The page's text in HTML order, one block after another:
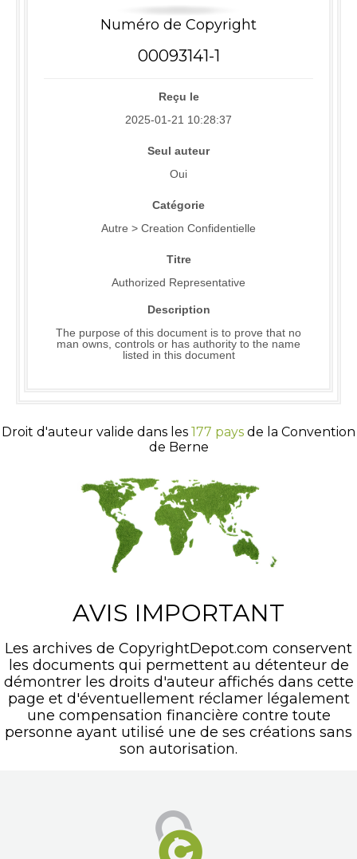
Numéro de Copyright
00093141-1
Reçu le
2025-01-21 10:28:37
Seul auteur
Oui
Catégorie
Autre > Creation Confidentielle
Titre
Authorized Representative
Description
The purpose of this document is to prove that no
man owns, controls or has authority to the name
listed in this document
Droit d'auteur valide dans les 177 pays de la Convention
de Berne
AVIS IMPORTANT
Les archives de CopyrightDepot.com conservent
les documents qui permettent au détenteur de
démontrer les droits d'auteur affichés dans cette
page et d'éventuellement réclamer légalement
une compensation financière contre toute
personne ayant utilisé une de ses créations sans
son autorisation.